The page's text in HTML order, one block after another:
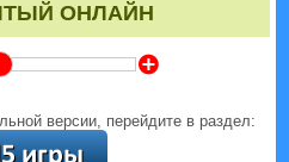
ОНЛАЙН
Z
версии, перейдите в раздел: